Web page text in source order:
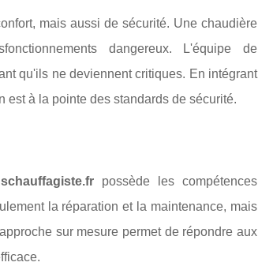
mais aussi de sécurité. Une chaudière
dangereux. L'équipe de
qu'ils ne deviennent critiques. En intégrant
est à la pointe des standards de sécurité.
possède les compétences
la réparation et la maintenance, mais
sur mesure permet de répondre aux